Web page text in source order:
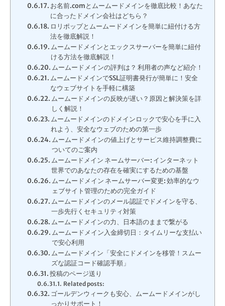
お名前.comとムームードメインを徹底比較！あなた
に合ったドメイン会社はどちら？
ロリポップとムームードメインを簡単に紐付ける方
法を徹底解説！
ムームードメインとエックスサーバーを簡単に紐付
ける方法を徹底解説！
ムームードメインの評判は？ 利用者の声など紹介！
ムームードメインでSSL証明書発行が簡単に！安全
なウェブサイトを手軽に構築
ムームードメインの反映が遅い？原因と解決策を詳
しく解説！
ムームードメインのドメインロックで安心を手に入
れよう、安全なウェブのための第一歩
ムームードメインの値上げとサービス維持調整費に
ついてのご案内
ムームードメイン ネームサーバー: インターネット
世界でのあなたの存在を確実にするための基盤
ムームードメイン ネームサーバー変更: 効率的なウ
ェブサイト管理のための完全ガイド
ムームードメインのメール認証でドメインを守る、
一歩先行くセキュリティ対策
ムームードメインの力、日本語のままで繋がる
ムームードメイン入金締切日：タイムリーな支払い
で安心利用
ムームードメイン「安全にドメインを移管！スムー
ズな認証コード確認手順」
投稿のページ送り
Related posts:
ゴールデンウィークも安心、ムームードメインがし
っかりサポート！